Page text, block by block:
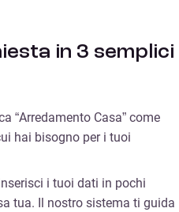
in 3 semplici
“Arredamento Casa” come
hai bisogno per i tuoi
i tuoi dati in pochi
tua. Il nostro sistema ti guida